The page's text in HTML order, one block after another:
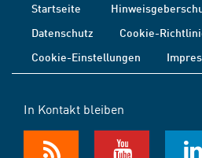
Startseite
Datenschutz
Cookie-
Cookie-Einstellungen
In Kontakt bleiben